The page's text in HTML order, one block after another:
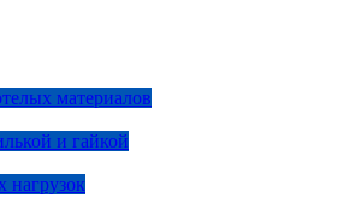
материалов
и гайкой
нагрузок